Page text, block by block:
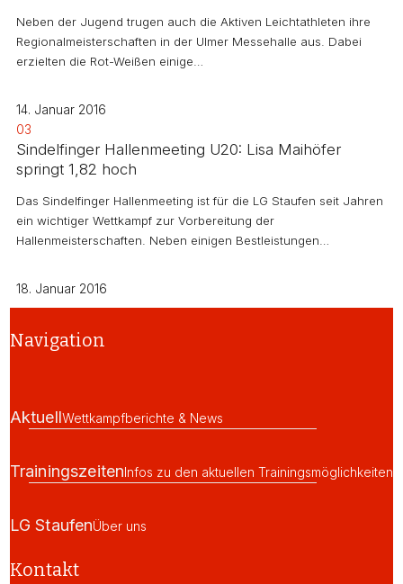
Neben der Jugend trugen auch die Aktiven Leichtathleten ihre
Regionalmeisterschaften in der Ulmer Messehalle aus. Dabei
erzielten die Rot-Weißen einige…
14. Januar 2016
03
Sindelfinger Hallenmeeting U20: Lisa Maihöfer
springt 1,82 hoch
Das Sindelfinger Hallenmeeting ist für die LG Staufen seit Jahren
ein wichtiger Wettkampf zur Vorbereitung der
Hallenmeisterschaften. Neben einigen Bestleistungen…
18. Januar 2016
Navigation
AktuellWettkampfberichte & News
TrainingszeitenInfos zu den aktuellen Trainingsmöglichkeiten
LG StaufenÜber uns
Kontakt